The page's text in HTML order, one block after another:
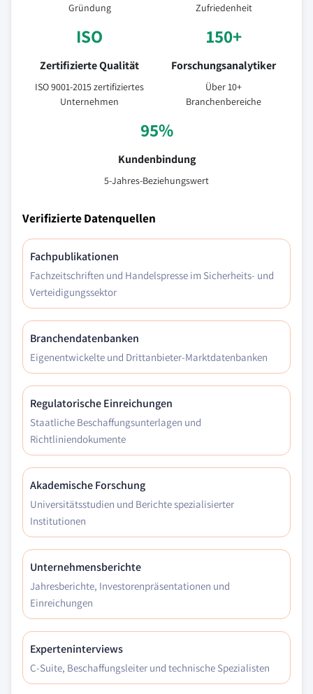
Gründung
Zufriedenheit
ISO
Zertifizierte Qualität
ISO 9001-2015 zertifiziertes
Unternehmen
150+
Forschungsanalytiker
Über 10+
Branchenbereiche
95%
Kundenbindung
5-Jahres-Beziehungswert
Verifizierte Datenquellen
Fachpublikationen
Fachzeitschriften und Handelspresse im Sicherheits- und
Verteidigungssektor
Branchendatenbanken
Eigenentwickelte und Drittanbieter-Marktdatenbanken
Regulatorische Einreichungen
Staatliche Beschaffungsunterlagen und
Richtliniendokumente
Akademische Forschung
Universitätsstudien und Berichte spezialisierter
Institutionen
Unternehmensberichte
Jahresberichte, Investorenpräsentationen und
Einreichungen
Experteninterviews
C-Suite, Beschaffungsleiter und technische Spezialisten